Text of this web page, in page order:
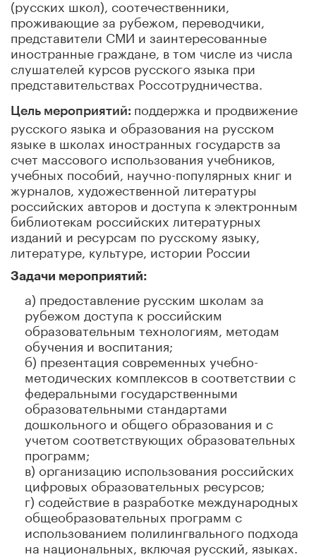
(русских школ), соотечественники,
проживающие за рубежом, переводчики,
представители СМИ и заинтересованные
иностранные граждане, в том числе из числа
слушателей курсов русского языка при
представительствах Россотрудничества.
Цель мероприятий: поддержка и продвижение
русского языка и образования на русском
языке в школах иностранных государств за
счет массового использования учебников,
учебных пособий, научно-популярных книг и
журналов, художественной литературы
российских авторов и доступа к электронным
библиотекам российских литературных
изданий и ресурсам по русскому языку,
литературе, культуре, истории России
Задачи мероприятий:
а) предоставление русским школам за
рубежом доступа к российским
образовательным технологиям, методам
обучения и воспитания;
б) презентация современных учебно-
методических комплексов в соответствии с
федеральными государственными
образовательными стандартами
дошкольного и общего образования и с
учетом соответствующих образовательных
программ;
в) организацию использования российских
цифровых образовательных ресурсов;
г) содействие в разработке международных
общеобразовательных программ с
использованием полилингвального подхода
на национальных, включая русский, языках.